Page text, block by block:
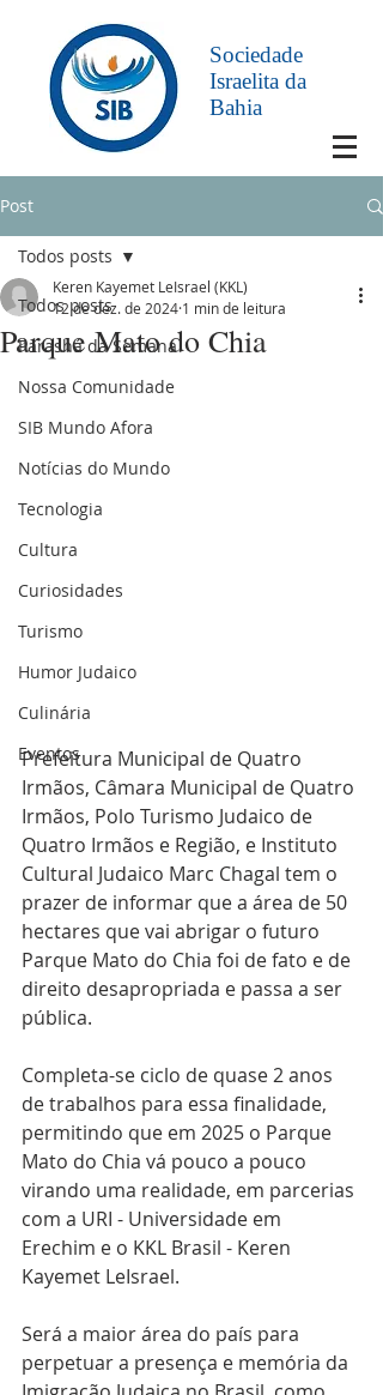
Sociedade
Israelita da
Bahia
Post
Todos posts
Parashá da Semana
Nossa Comunidade
SIB Mundo Afora
Notícias do Mundo
Tecnologia
Cultura
Curiosidades
Turismo
Humor Judaico
Culinária
Eventos
Todos posts
Parque Mato do Chia
Keren Kayemet LeIsrael (KKL)
12 de dez. de 2024 1 min de leitura
Prefeitura Municipal de Quatro
Irmãos, Câmara Municipal de Quatro
Irmãos, Polo Turismo Judaico de
Quatro Irmãos e Região, e Instituto
Cultural Judaico Marc Chagal tem o
prazer de informar que a área de 50
hectares que vai abrigar o futuro
Parque Mato do Chia foi de fato e de
direito desapropriada e passa a ser
pública.
Completa-se ciclo de quase 2 anos
de trabalhos para essa finalidade,
permitindo que em 2025 o Parque
Mato do Chia vá pouco a pouco
virando uma realidade, em parcerias
com a URI - Universidade em
Erechim e o KKL Brasil - Keren
Kayemet LeIsrael.
Será a maior área do país para
perpetuar a presença e memória da